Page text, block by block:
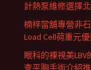
計熱泵維修選擇
楠梓當舖專營非
Load Cell荷重元
眼科的裸視美
查平胸手術介紹